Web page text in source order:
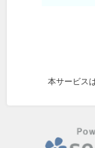
本サービス